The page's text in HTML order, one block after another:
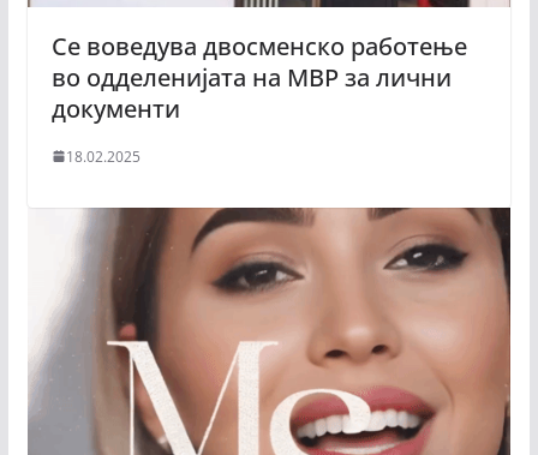
Се воведува двосменско работење
во одделенијата на МВР за лични
документи
18.02.2025